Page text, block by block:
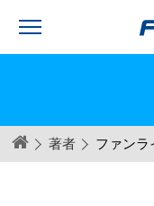
著者 ファンラ